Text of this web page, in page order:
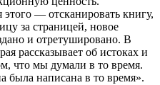
— отсканировать книгу,
за страницей, новое
и отретушировано. В
рассказывает об истоках и
что мы думали в то время.
была написана в то время».